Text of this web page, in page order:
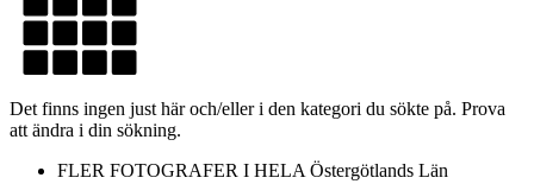
Det finns ingen just här och/eller i den kategori du sökte på. Prova
att ändra i din sökning.
FLER FOTOGRAFER I HELA Östergötlands Län